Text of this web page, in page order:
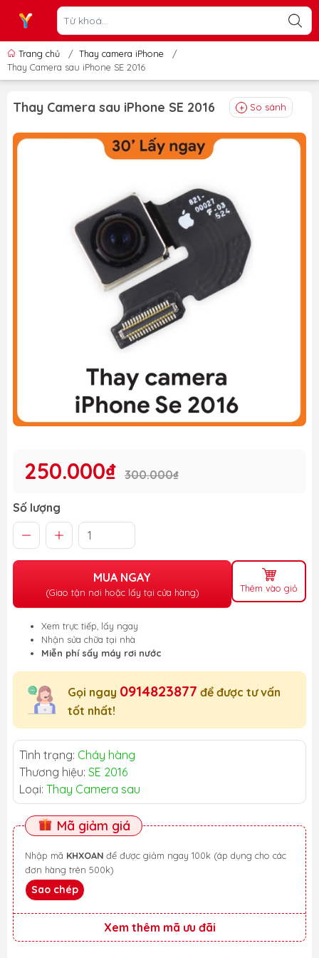
Trang chủ / Thay camera iPhone
/
Thay Camera sau iPhone SE 2016
Thay Camera sau iPhone SE 2016 So sánh
250.000₫ 300.000₫
Số lượng
MUA NGAY
(Giao tận nơi hoặc lấy tại cửa hàng) Thêm vào giỏ
Xem trực tiếp, lấy ngay
Nhận sửa chữa tại nhà
Miễn phí sấy máy rơi nước
Gọi ngay 0914823877 để được tư vấn
tốt nhất!
Tình trạng: Cháy hàng
Thương hiệu: SE 2016
Loại: Thay Camera sau
Mã giảm giá
Nhập mã KHXOAN
đơn hàng trên 500k)
Sao chép
Xem thêm mã ưu đãi